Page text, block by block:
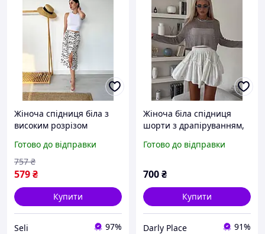
Жіноча спідниця біла з
високим розрізом
Готово до відправки
579₴
757 ₴
Купити
Seli 97%
Жіноча біла спідниця
шорти з драпіруванням,
еластичним поясом на
Готово до відправки
700₴
Купити
Darly Place 91%